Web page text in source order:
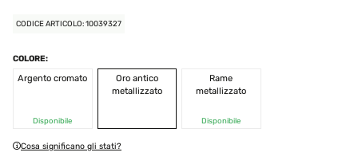
CODICE ARTICOLO: 10039327
COLORE:
Argento cromato
Disponibile
Oro antico
metallizzato
Rame
metallizzato
Disponibile
Cosa significano gli stati?